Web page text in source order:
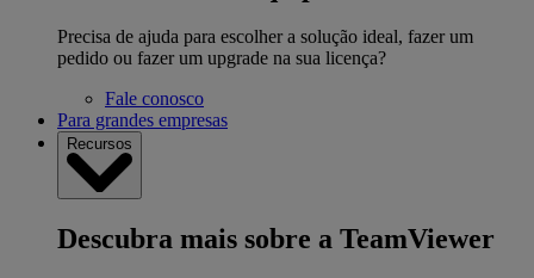
Precisa de ajuda para escolher a solução ideal, fazer um
pedido ou fazer um upgrade na sua licença?
Fale conosco
Para grandes empresas
Recursos
Descubra mais sobre a TeamViewer